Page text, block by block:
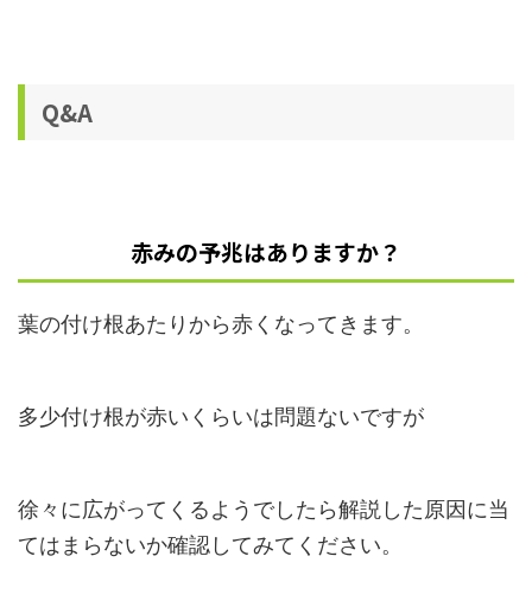
Q&A
赤みの予兆はありますか？
葉の付け根あたりから赤くなってきます。
多少付け根が赤いくらいは問題ないですが
徐々に広がってくるようでしたら解説した原因に当
てはまらないか確認してみてください。